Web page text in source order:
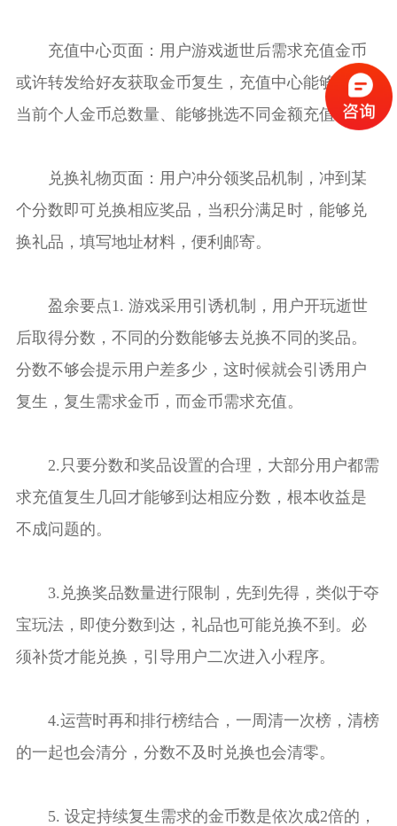
充值中心页面：用户游戏逝世后需求充值金币
或许转发给好友获取金币复生，充值中心能够检查
当前个人金币总数量、能够挑选不同金额充值。
兑换礼物页面：用户冲分领奖品机制，冲到某
个分数即可兑换相应奖品，当积分满足时，能够兑
换礼品，填写地址材料，便利邮寄。
盈余要点1. 游戏采用引诱机制，用户开玩逝世
后取得分数，不同的分数能够去兑换不同的奖品。
分数不够会提示用户差多少，这时候就会引诱用户
复生，复生需求金币，而金币需求充值。
2.只要分数和奖品设置的合理，大部分用户都需
求充值复生几回才能够到达相应分数，根本收益是
不成问题的。
3.兑换奖品数量进行限制，先到先得，类似于夺
宝玩法，即使分数到达，礼品也可能兑换不到。必
须补货才能兑换，引导用户二次进入小程序。
4.运营时再和排行榜结合，一周清一次榜，清榜
的一起也会清分，分数不及时兑换也会清零。
5. 设定持续复生需求的金币数是依次成2倍的，